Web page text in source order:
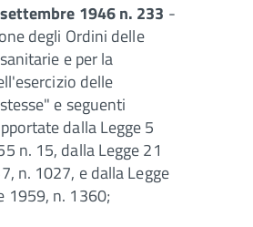
1946 n. 233 -
degli Ordini delle
e per la
delle
e seguenti
dalla Legge 5
n. 15, dalla Legge 21
n. 1027, e dalla Legge
1959, n. 1360;